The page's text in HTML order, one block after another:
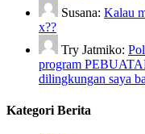
Susana: Kalau
x??
Try Jatmiko:
program
dilingkungan saya
Kategori Berita